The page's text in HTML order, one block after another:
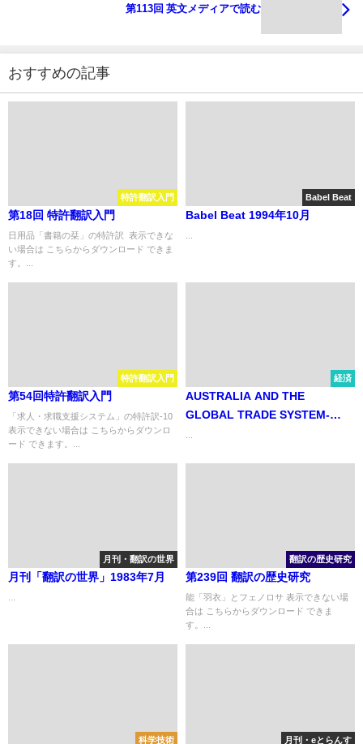
第113回 英文メディアで読む
おすすめの記事
特許翻訳入門
第18回 特許翻訳入門
日用品「書籍の栞」の特許訳 表示できな
い場合は こちらからダウンロード できま
す。...
Babel Beat
Babel Beat 1994年10月
特許翻訳入門
第54回特許翻訳入門
「求人・求職支援システム」の特許訳-10
表示できない場合は こちらからダウンロ
ード できます。...
経済
AUSTRALIA AND THE
GLOBAL TRADE SYSTEM-
月刊・翻訳の世界
月刊「翻訳の世界」1983年7月
翻訳の歴史研究
第239回 翻訳の歴史研究
能「羽衣」とフェノロサ 表示できない場
合は こちらからダウンロード できま
す。...
科学技術 月刊・eとらんす